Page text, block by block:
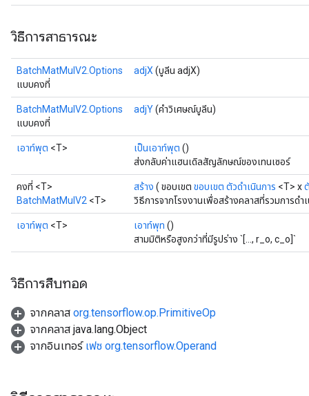
วิธีการสาธารณะ
BatchMatMulV2.Options
แบบคงที่
adjX (บูลีน adjX)
BatchMatMulV2.Options
แบบคงที่
adjY(คำวิเศษณ์บูลีน)
เอาท์พุต <T> เป็นเอาท์พุต ()
ส่งกลับค่าแฮนเดิลสัญลักษณ์ของเทนเซอร์
คงที่ <T>
BatchMatMulV2 <T>
สร้าง ( ขอบเขต ขอบเขต ตัวดำเนินการ <T> x
วิธีการจากโรงงานเพื่อสร้างคลาสที่รวมการด
เอาท์พุต <T> เอาท์พุท ()
สามมิติหรือสูงกว่าที่มีรูปร่าง `[..., r_o, c_o]`
วิธีการสืบทอด
จากคลาส org.tensorflow.op.PrimitiveOp
จากคลาส java.lang.Object
จากอินเทอร์ เฟซ org.tensorflow.Operand